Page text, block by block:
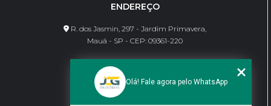
ENDEREÇO
R. dos Jasmin, 297 - Jardim Primavera,
Mauá - SP - CEP: 09361-220
CONTATO
(11) 95462-8630
Olá! Fale agora pelo WhatsApp